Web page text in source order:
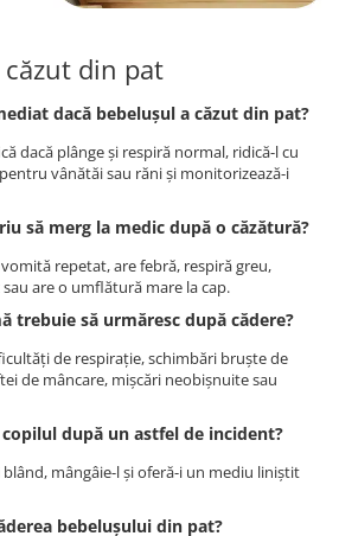
căzut din pat
dacă bebelușul a căzut din pat?
dacă plânge și respiră normal, ridică-l cu
vânătăi sau răni și monitorizează-i
să merg la medic după o căzătură?
repetat, are febră, respiră greu,
are o umflătură mare la cap.
trebuie să urmăresc după cădere?
de respirație, schimbări bruște de
de mâncare, mișcări neobișnuite sau
după un astfel de incident?
mângâie-l și oferă-i un mediu liniștit
bebelușului din pat?